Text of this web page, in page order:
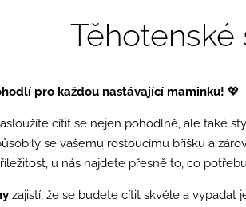
Těhotenské
pro každou nastávající maminku! 💖
cítit se nejen pohodlně, ale také
se vašemu rostoucímu bříšku a
u nás najdete přesně to, co
zajistí, že se budete cítit skvěle a vypadat